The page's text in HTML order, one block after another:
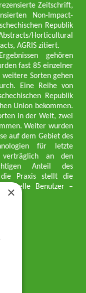
Zeitschrift,
Non-Impact-
Republik
Horticultural
AGRIS zitiert.
gehören
fast 85 einzelner
Sorten gehen
Eine Reihe von
Republik
Union bekommen.
in der Welt, zwei
Weiter wurden
auf dem Gebiet des
für letzte
an den
Anteil des
die Praxis stellt die
Benutzer –
×